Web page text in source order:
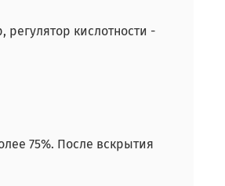
кислотности -
75%. После вскрытия